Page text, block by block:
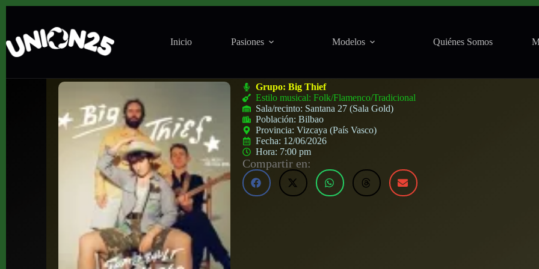
Inicio Pasiones Modelos Quiénes Somos
Grupo:Big Thief
Estilo musical: Folk/Flamenco/Tradicional
Sala/recinto: Santana 27 (Sala Gold)
Población:Bilbao
Provincia:Vizcaya (País Vasco)
Fecha: 12/06/2026
Hora: 7:00 pm
Compartir en: